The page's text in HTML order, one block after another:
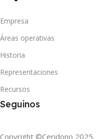
Empresa
Áreas operativas
Historia
Representaciones
Recursos
Seguinos
Copyright ©Ceridono 2025.